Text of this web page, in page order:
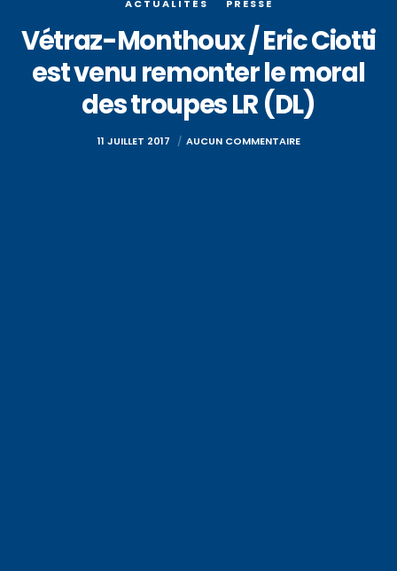
ACTUALITÉS PRESSE
Vétraz-Monthoux / Eric Ciotti
est venu remonter le moral
des troupes LR (DL)
11 JUILLET 2017 AUCUN COMMENTAIRE